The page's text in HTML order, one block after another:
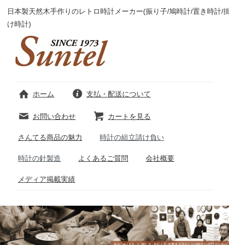
日本製天然木手作りのレトロ時計メーカー(振り子/鳩時計/置き時計/
け時計)
ホーム 支払・配送について
お問い合わせ カートを見る
さんてる商品の魅力 時計の組立請け負い
時計の針製造 よくあるご質問 会社概要
メディア掲載実績